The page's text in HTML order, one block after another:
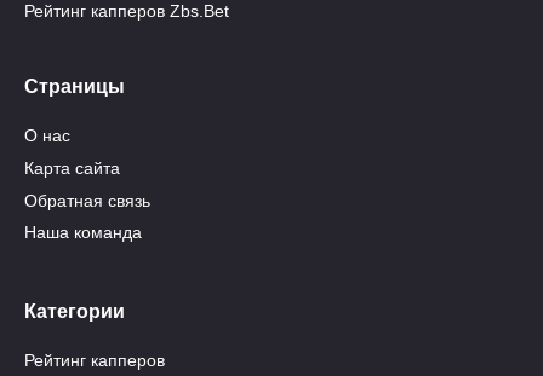
Рейтинг капперов Zbs.Bet
Страницы
О нас
Карта сайта
Обратная связь
Наша команда
Категории
Рейтинг капперов